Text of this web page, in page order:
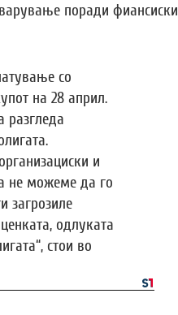
поради фиансиски
со
на 28 април.
разгледа
и
не можеме да го
загрозиле
одлуката
стои во